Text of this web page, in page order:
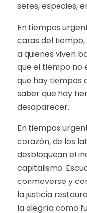
seres, especies,
En tiempos
caras del tiempo,
a quienes viven
que el tiempo no
que hay tiempos
saber que hay
desaparecer.
En tiempos
corazón, de los
desbloquean el
capitalismo.
conmoverse y
la justicia
la alegría como